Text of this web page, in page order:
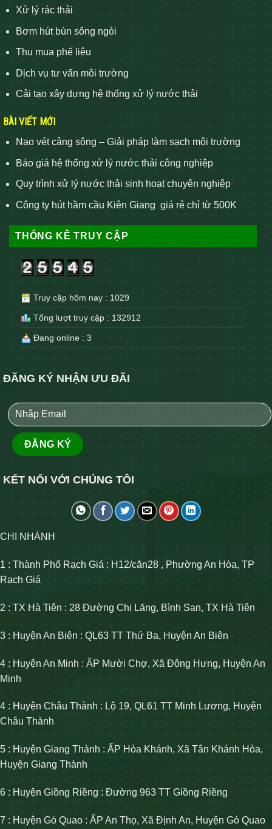
Xử lý rác thải
Bơm hút bùn sông ngòi
Thu mua phế liệu
Dịch vụ tư vấn môi trường
Cải tạo xây dựng hệ thống xử lý nước thải
BÀI VIẾT MỚI
Nạo vét cảng sông – Giải pháp làm sạch môi trường
Báo giá hệ thống xử lý nước thải công nghiệp
Quy trình xử lý nước thải sinh hoạt chuyên nghiệp
Công ty hút hầm cầu Kiên Giang giá rẻ chỉ từ 500K
THỐNG KÊ TRUY CẬP
Truy cập hôm nay : 1029
Tổng lượt truy cập : 132912
Đang online : 3
ĐĂNG KÝ NHẬN ƯU ĐÃI
KẾT NỐI VỚI CHÚNG TÔI
CHI NHÁNH
1 : Thành Phố Rạch Giá : H12/căn28 , Phường An Hòa, TP
Rạch Giá
2 : TX Hà Tiên : 28 Đường Chi Lăng, Bình San, TX Hà Tiên
3 : Huyện An Biên : QL63 TT Thứ Ba, Huyện An Biên
4 : Huyện An Minh : ẤP Mười Chợ, Xã Đông Hưng, Huyện An
Minh
4 : Huyện Châu Thành : Lộ 19, QL61 TT Minh Lương, Huyện
Châu Thành
5 : Huyện Giang Thành : ẤP Hòa Khánh, Xã Tân Khánh Hòa,
Huyện Giang Thành
6 : Huyện Giồng Riềng : Đường 963 TT Giồng Riềng
7 : Huyện Gò Quao : ẤP An Thọ, Xã Định An, Huyện Gò Quao